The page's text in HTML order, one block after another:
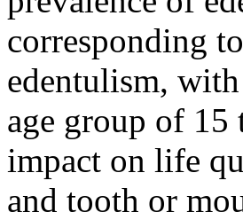
corresponding
edentulism,
age group of 15
impact on life
and tooth or